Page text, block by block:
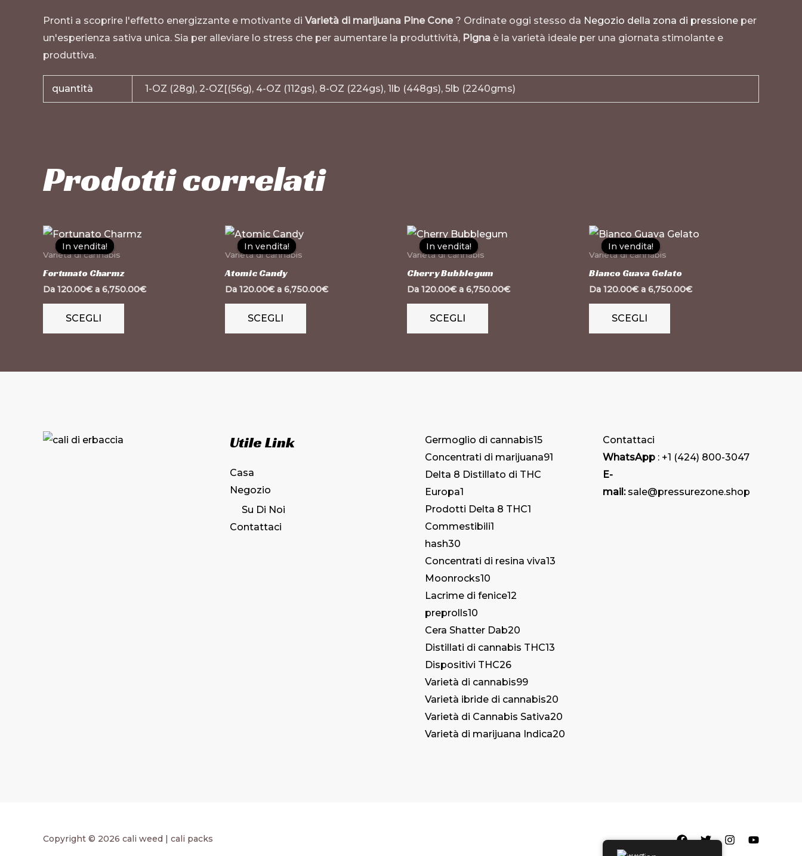
Pronti a scoprire l'effetto energizzante e motivante di Varietà di marijuana Pine Cone? Ordinate oggi stesso da Negozio della zona di pressione per
un'esperienza sativa unica. Sia per alleviare lo stress che per aumentare la produttività, Pigna è la varietà ideale per una giornata stimolante e
produttiva.
quantità 1-OZ (28g), 2-OZ[(56g), 4-OZ (112gs), 8-OZ (224gs), 1lb (448gs), 5lb (2240gms)
Prodotti correlati
In vendita!
In vendita!
Varietà di cannabis
Fortunato Charmz
Da 120.00€a 6,750.00€
SCEGLI
Questo
più
varianti.
opzioni
essere
In vendita!
In vendita!
Varietà di cannabis
Atomic Candy
Da 120.00€a 6,750.00€
SCEGLI
più
varianti.
opzioni
essere
In vendita!
In vendita!
Varietà di cannabis
Cherry Bubblegum
Da 120.00€a 6,750.00€
SCEGLI
Questo
più
varianti.
opzioni
essere
del
prodotto
In vendita!
In vendita!
Varietà di cannabis
Bianco Guava Gelato
Da 120.00€a 6,750.00€
SCEGLI
Questo
più
varianti.
opzioni
essere
prodotto
Utile Link
Casa
Negozio
Su Di Noi
Contattaci
Germoglio di cannabis15
Concentrati di marijuana91
Delta 8 Distillato di THC
Europa1
Prodotti Delta 8 THC1
Commestibili1
hash30
Concentrati di resina viva13
Moonrocks10
Lacrime di fenice12
preprolls10
Cera Shatter Dab20
Distillati di cannabis THC13
Dispositivi THC26
Varietà di cannabis99
Varietà ibride di cannabis20
Varietà di Cannabis Sativa20
Varietà di marijuana Indica20
Contattaci
WhatsApp : +1 (424) 800-3047
E-
mail:sale@pressurezone.shop
Copyright © 2026 cali weed | cali packs